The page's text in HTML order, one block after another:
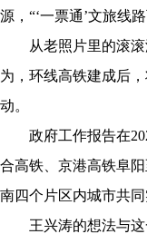
源，“‘一票通’文旅线
从老照片里的滚滚
为，环线高铁建成后
动。
政府工作报告在
合高铁、京港高铁阜
南四个片区内城市共
王兴涛的想法与这